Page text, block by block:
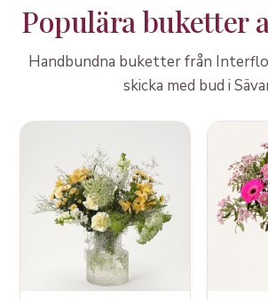
Populära buketter
Handbundna buketter från
skicka med bud i